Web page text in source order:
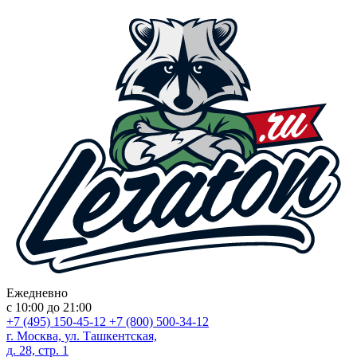
Ежедневно
с 10:00 до 21:00
+7 (495) 150-45-12 +7 (800) 500-34-12
г. Москва, ул. Ташкентская,
д. 28, стр. 1